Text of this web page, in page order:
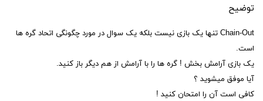
توضیح
Chain-Out تنها یک بازی نیست بلکه یک سوال در مورد چگونگی اتحاد گره ها
است.
یک بازی آرامش بخش ! گره ها را با آرامش از هم دیگر باز کنید.
آیا موفق میشوید ؟
کافی است آن را امتحان کنید !